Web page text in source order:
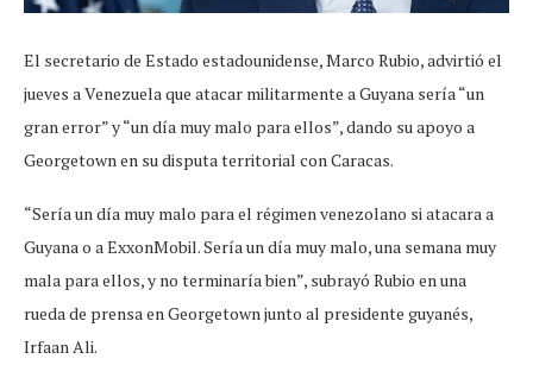
El secretario de Estado estadounidense, Marco Rubio, advirtió el
jueves a Venezuela que atacar militarmente a Guyana sería “un
gran error” y “un día muy malo para ellos”, dando su apoyo a
Georgetown en su disputa territorial con Caracas.
“Sería un día muy malo para el régimen venezolano si atacara a
Guyana o a ExxonMobil. Sería un día muy malo, una semana muy
mala para ellos, y no terminaría bien”, subrayó Rubio en una
rueda de prensa en Georgetown junto al presidente guyanés,
Irfaan Ali.